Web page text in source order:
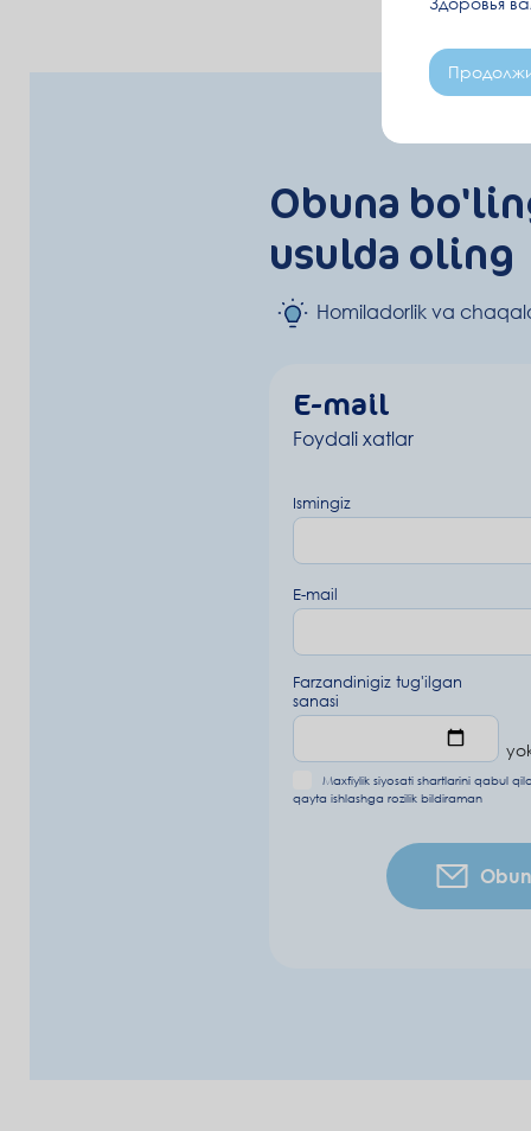
Obuna
usulda oling
Homiladorlik va
E-mail
Foydali xatlar
Ismingiz
E-mail
Farzandinigiz tug'ilgan
sanasi
Maxfiylik siyosati shartlarini qabul
qayta ishlashga rozilik bildiraman